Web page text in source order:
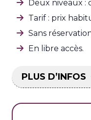
Deux niveaux :
Tarif : prix
Sans
En libre accès.
PLUS D’INFOS